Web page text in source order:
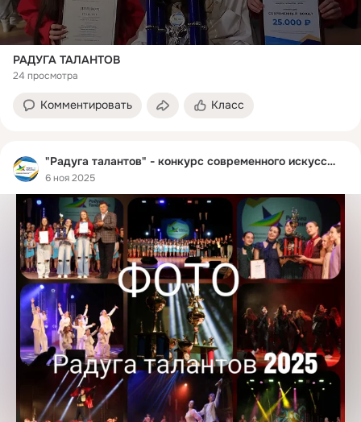
РАДУГА ТАЛАНТОВ
24 просмотра
Комментировать Класс
"Радуга талантов" - конкурс современного искусства
6 ноя 2025